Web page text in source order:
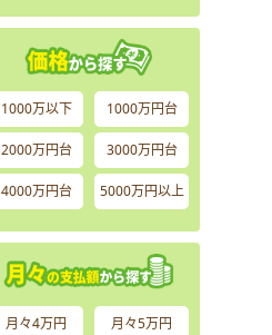
1000万以下 1000万円台
2000万円台 3000万円台
4000万円台 5000万円以上
月々4万円 月々5万円